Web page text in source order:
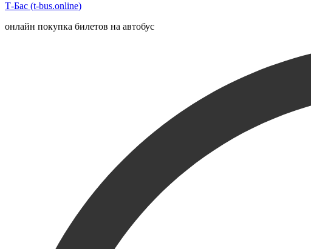
Т-Бас (t-bus.online)
онлайн покупка билетов на автобус